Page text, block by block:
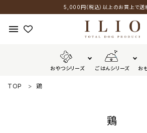
5,000円（税込）以上のお買上で送
menu
おやつシリーズ ごはんシリーズ お
おやつシリーズ
TOP 鶏
鶏